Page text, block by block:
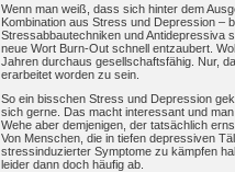
Wenn man weiß, dass sich hinter dem
Kombination aus Stress und Depression –
Stressabbautechniken und Antidepressiva
neue Wort Burn-Out schnell entzaubert.
Jahren durchaus gesellschaftsfähig. Nur,
erarbeitet worden zu sein.
So ein bisschen Stress und Depression
sich gerne. Das macht interessant und man
Wehe aber demjenigen, der tatsächlich
Von Menschen, die in tiefen depressiven
stressinduzierter Symptome zu kämpfen
leider dann doch häufig ab.